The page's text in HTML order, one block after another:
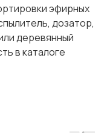
эфирных
дозатор,
деревянный
в каталоге